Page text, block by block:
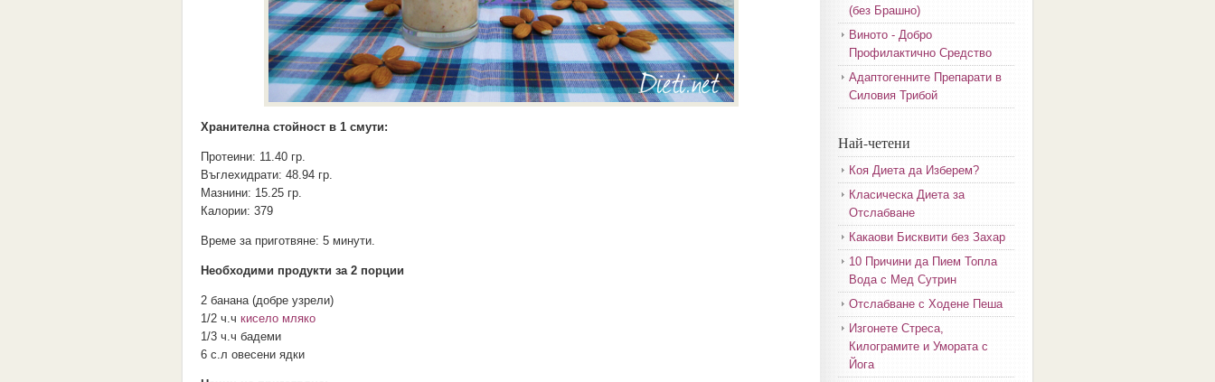
Хранителна стойност в 1 смути:
Протеини: 11.40 гр.
Въглехидрати: 48.94 гр.
Мазнини: 15.25 гр.
Калории: 379
Време за приготвяне: 5 минути.
Необходими продукти за 2 порции
2 банана (добре узрели)
1/2 ч.ч кисело мляко
1/3 ч.ч бадеми
6 с.л овесени ядки
(без Брашно)
Виното - Добро
Профилактично Средство
Адаптогенните Препарати в
Силовия Трибой
Най-четени
Коя Диета да Изберем?
Класическа Диета за
Отслабване
Какаови Бисквити без Захар
10 Причини да Пием Топла
Вода с Мед Сутрин
Отслабване с Ходене Пеша
Изгонете Стреса,
Килограмите и Умората с
Йога